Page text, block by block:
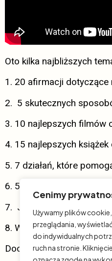
Cenimy
Używamy plików
przeglądania,
do indywidualnych
ruch na stronie.
Oto kilka najbliższych
1. 20 afirmacji dotyczące
2. 5 skutecznych
3. 10 najlepszych filmów
4. 15 najlepszych
5. 7 działań, które
6. 5 sposobów, aby
7. Jak wychować
8. Wyzwanie
Dodatkowo16 listopada